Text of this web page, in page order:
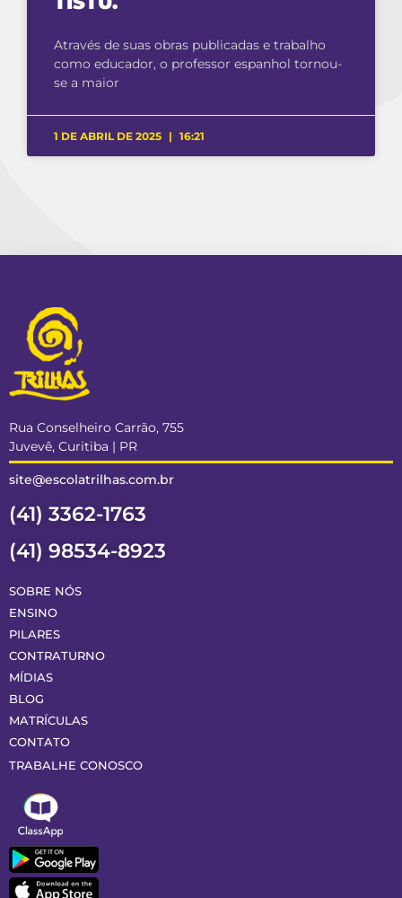
Através de suas obras publicadas e trabalho
como educador, o professor espanhol tornou-
se a maior
1 DE ABRIL DE 2025 16:21
Rua Conselheiro Carrão, 755
Juvevê, Curitiba | PR
site@escolatrilhas.com.br
(41) 3362-1763
(41) 98534-8923
SOBRE NÓS
ENSINO
PILARES
CONTRATURNO
MÍDIAS
BLOG
MATRÍCULAS
CONTATO
TRABALHE CONOSCO